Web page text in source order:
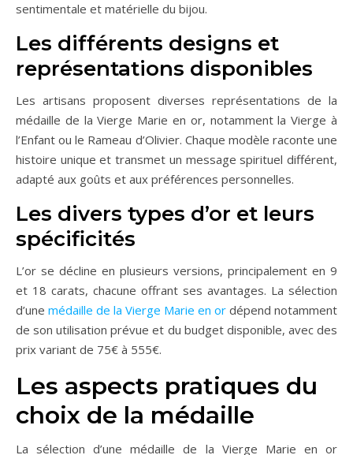
sentimentale et matérielle du bijou.
Les différents designs et
représentations disponibles
Les artisans proposent diverses représentations de la
médaille de la Vierge Marie en or, notamment la Vierge à
l’Enfant ou le Rameau d’Olivier. Chaque modèle raconte une
histoire unique et transmet un message spirituel différent,
adapté aux goûts et aux préférences personnelles.
Les divers types d’or et leurs
spécificités
L’or se décline en plusieurs versions, principalement en 9
et 18 carats, chacune offrant ses avantages. La sélection
d’une médaille de la Vierge Marie en or dépend notamment
de son utilisation prévue et du budget disponible, avec des
prix variant de 75€ à 555€.
Les aspects pratiques du
choix de la médaille
La sélection d’une médaille de la Vierge Marie en or